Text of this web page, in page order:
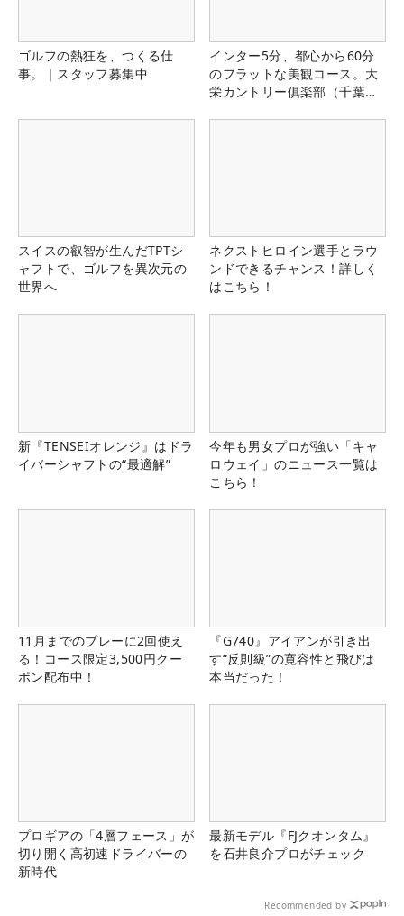
ゴルフの熱狂を、つくる仕
事。｜スタッフ募集中
インター5分、都心から60分
のフラットな美観コース。大
栄カントリー俱楽部（千葉
スイスの叡智が生んだTPTシ
ャフトで、ゴルフを異次元の
世界へ
ネクストヒロイン選手とラウ
ンドできるチャンス！詳しく
はこちら！
新『TENSEIオレンジ』はドラ
イバーシャフトの“最適解”
今年も男女プロが強い「キャ
ロウェイ」のニュース一覧は
こちら！
11月までのプレーに2回使え
る！コース限定3,500円クー
ポン配布中！
『G740』アイアンが引き出
す“反則級”の寛容性と飛びは
本当だった！
プロギアの「4層フェース」が
切り開く高初速ドライバーの
新時代
最新モデル『FJクオンタム』
を石井良介プロがチェック
Recommended by